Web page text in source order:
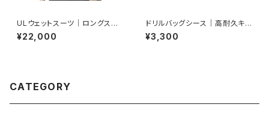
ULウェットスーツ｜ロングスリ
ーブ
¥22,000
ドリルバッグシース｜高耐久キャ
ップ単品
¥3,300
CATEGORY